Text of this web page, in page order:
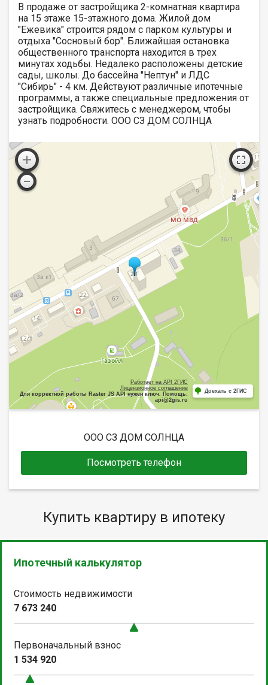
В продаже от застройщика 2-комнатная квартира
на 15 этаже 15-этажного дома. Жилой дом
"Ежевика" строится рядом с парком культуры и
отдыха "Сосновый бор". Ближайшая остановка
общественного транспорта находится в трех
минутах ходьбы. Недалеко расположены детские
сады, школы. До бассейна "Нептун" и ЛДС
"Сибирь" - 4 км. Действуют различные ипотечные
программы, а также специальные предложения от
застройщика. Свяжитесь с менеджером, чтобы
узнать подробности. ООО СЗ ДОМ СОЛНЦА
Работает на API 2ГИС
Лицензионное соглашение
Для корректной работы Raster JS API нужен ключ. Помощь:
api@2gis.ru
Доехать с 2ГИС
ООО СЗ ДОМ СОЛНЦА
Посмотреть телефон
Купить квартиру в ипотеку
Ипотечный калькулятор
Стоимость недвижимости
7 673 240
Первоначальный взнос
1 534 920